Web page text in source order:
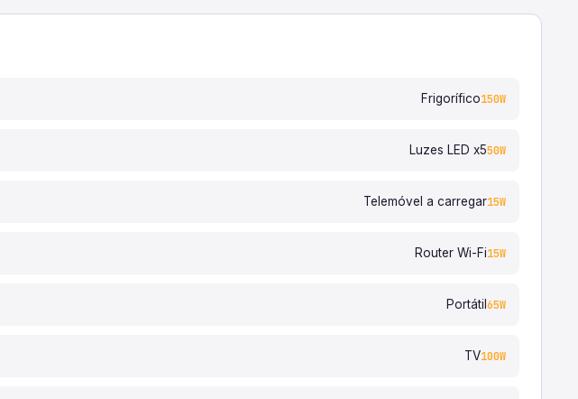
Frigorífico150W
Luzes LED x550W
Telemóvel a carregar15W
Router Wi-Fi15W
Portátil 65W
TV100W